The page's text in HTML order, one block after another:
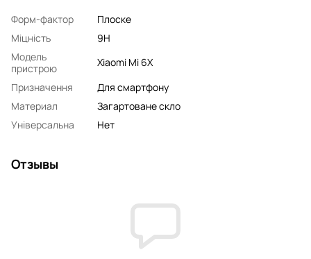
Форм-фактор
Плоске
Міцність
9H
Модель
пристрою
Xiaomi Mi 6X
Призначення
Для смартфону
Материал
Загартоване скло
Універсальна
Нет
Отзывы